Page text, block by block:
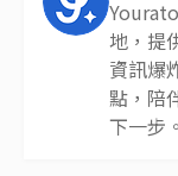
地，提
資訊爆
點，陪
下一步。